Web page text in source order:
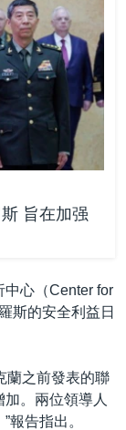
旨在加强
心（Center for
斯的安全利益日
蘭之前發表的聯
。兩位領導人
報告指出。